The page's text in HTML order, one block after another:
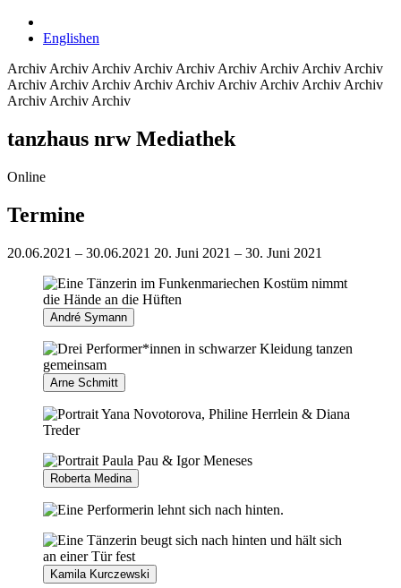
Englishen
Archiv Archiv Archiv Archiv Archiv Archiv Archiv Archiv Archiv
Archiv Archiv Archiv Archiv Archiv Archiv Archiv Archiv Archiv
Archiv Archiv Archiv
tanzhaus nrw Mediathek
Online
Termine
20.06.2021 – 30.06.2021 20. Juni 2021 – 30. Juni 2021
André Symann
Arne Schmitt
Roberta Medina
Kamila Kurczewski